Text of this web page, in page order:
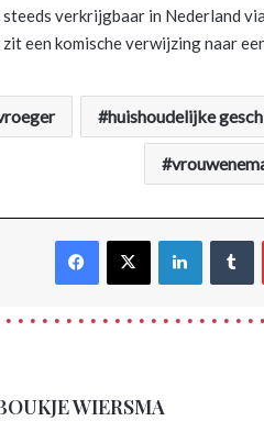
verkrijgbaar in Nederland
een komische verwijzing naar
huishoudelijke
Facebook
X LinkedIn
WIERSMA